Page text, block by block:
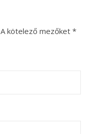
A kötelező mezőket *